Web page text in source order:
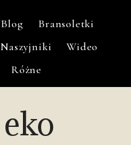
Blog
Bransoletki
Naszyjniki
Wideo
Różne
eko